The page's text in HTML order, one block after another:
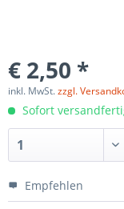
€ 2,50 *
inkl. MwSt.zzgl.
Sofort
Empfehlen